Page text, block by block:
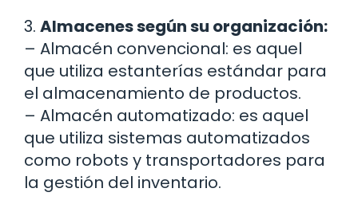
3. Almacenes según su organización:
– Almacén convencional: es aquel
que utiliza estanterías estándar para
el almacenamiento de productos.
– Almacén automatizado: es aquel
que utiliza sistemas automatizados
como robots y transportadores para
la gestión del inventario.